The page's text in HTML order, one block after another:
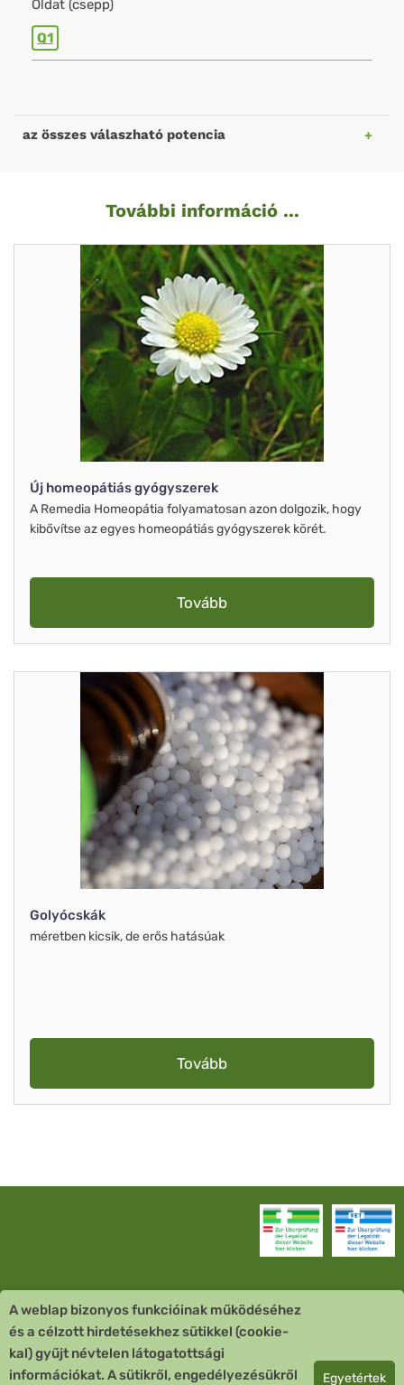
Oldat (csepp)
Q1
az összes válaszható potencia
További információ ...
Új homeopátiás gyógyszerek
A Remedia Homeopátia folyamatosan azon dolgozik, hogy
kibővítse az egyes homeopátiás gyógyszerek körét.
Tovább
Golyócskák
méretben kicsik, de erős hatásúak
Tovább
Vevőszolgálat
Quick Links
A weblap bizonyos funkcióinak működéséhez
és a célzott hirdetésekhez sütikkel (cookie-
kal) gyűjt névtelen látogatottsági
információkat. A sütikről, engedélyezésükről
Egyetértek